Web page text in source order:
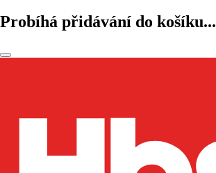
Probíhá přidávání do košíku...